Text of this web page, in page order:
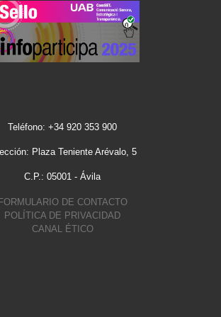
Teléfono: +34 920 353 900
Plaza Teniente Arévalo, 5
C.P.: 05001 - Ávila
DE CONTACTO
POLÍTICA DE PRIVACIDAD
CANAL ÉTICO